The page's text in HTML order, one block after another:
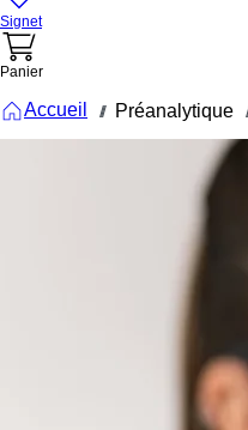
Signet
Panier
Accueil /// Préanalytique ///